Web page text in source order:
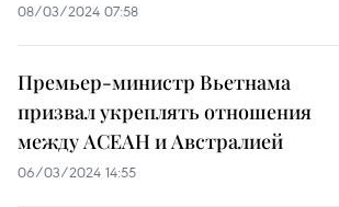
08/03/2024 07:58
Премьер-министр Вьетнама
призвал укреплять отношения
между АСЕАН и Австралией
06/03/2024 14:55